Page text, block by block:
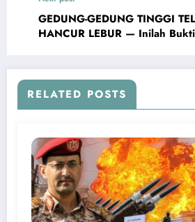
GEDUNG-GEDUNG TINGGI
HANCUR LEBUR — Inilah
RELATED POSTS